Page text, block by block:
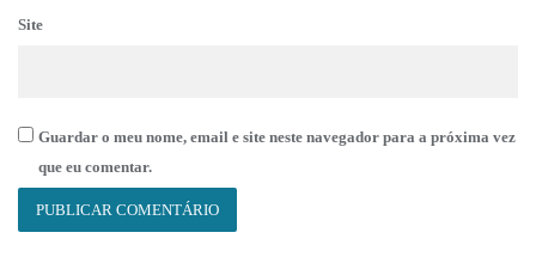
Site
Guardar o meu nome, email e site neste navegador para a próxima vez
que eu comentar.